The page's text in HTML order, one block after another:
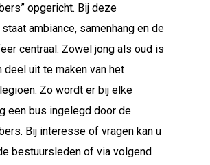
opgericht. Bij deze
ambiance, samenhang en de
centraal. Zowel jong als oud is
deel uit te maken van het
Zo wordt er bij elke
een bus ingelegd door de
Bij interesse of vragen kan u
bestuursleden of via volgend